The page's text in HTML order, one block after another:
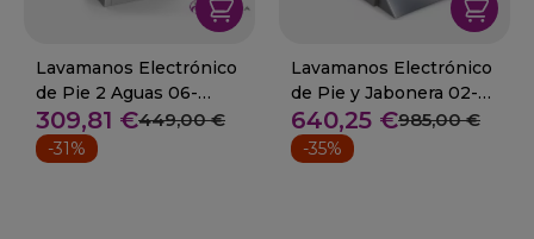
Lavamanos Electrónico
de Pie 2 Aguas 06-
061010
309,81 €449,00 €
-31%
Lavamanos Electrónico
de Pie y Jabonera 02-
F0251301
640,25 €985,00 €
-35%